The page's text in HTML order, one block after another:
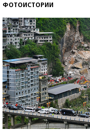
ФОТОИСТОРИИ